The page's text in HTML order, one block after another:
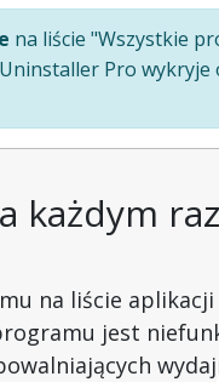
na liście "Wszystkie
Pro
każdym
na liście
jest